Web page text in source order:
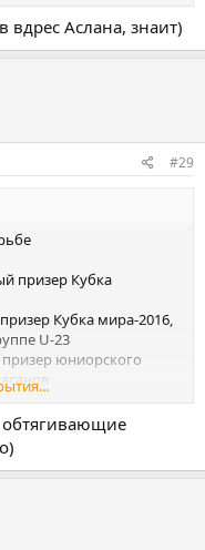
вдрес Аслана, знаит)
#29
призер Кубка
Кубка мира-2016,
U-23
юниорского
призер Кубка
призер Кубка
Европы среди
призер Кубка
обтягивающие